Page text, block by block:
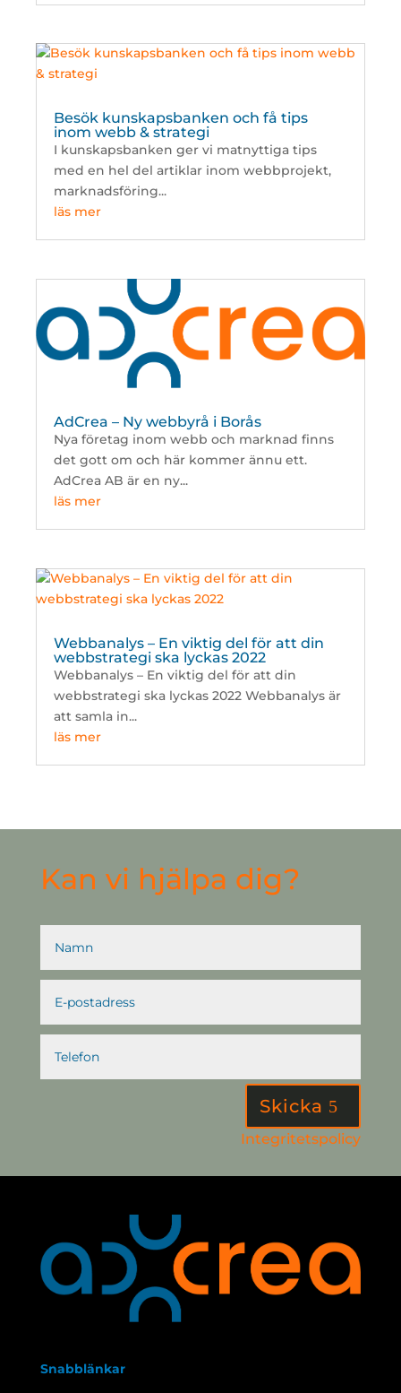
Besök kunskapsbanken och få tips
inom webb & strategi
I kunskapsbanken ger vi matnyttiga tips
med en hel del artiklar inom webbprojekt,
marknadsföring...
läs mer
AdCrea – Ny webbyrå i Borås
Nya företag inom webb och marknad finns
det gott om och här kommer ännu ett.
AdCrea AB är en ny...
läs mer
Webbanalys – En viktig del för att din
webbstrategi ska lyckas 2022
Webbanalys – En viktig del för att din
webbstrategi ska lyckas 2022 Webbanalys är
att samla in...
läs mer
Kan vi hjälpa dig?
Skicka
Integritetspolicy
Snabblänkar